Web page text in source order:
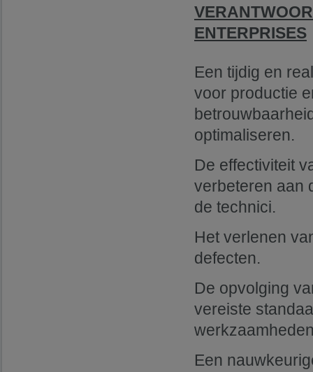
ENTERPRISES
Een tijdig en
voor productie
optimaliseren.
De effectiviteit
verbeteren aan
de technici.
Het verlenen
defecten.
De opvolging
vereiste
Een